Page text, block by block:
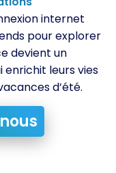
internet
pour explorer
devient un
enrichit leurs vies
d’été.